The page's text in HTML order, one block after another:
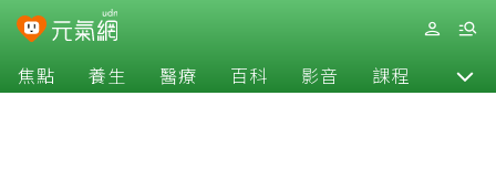
焦點 養生 醫療 百科 影音 課程 退休